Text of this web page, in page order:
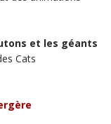
et les géants
Cats